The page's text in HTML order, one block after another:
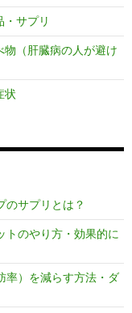
サプリ
（肝臓病の人が避け
状
のサプリとは？
トのやり方・効果的に
率）を減らす方法・ダ